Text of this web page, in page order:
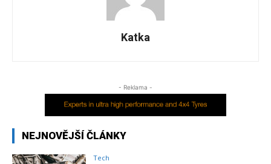
Katka
- Reklama -
NEJNOVĚJŠÍ ČLÁNKY
Tech